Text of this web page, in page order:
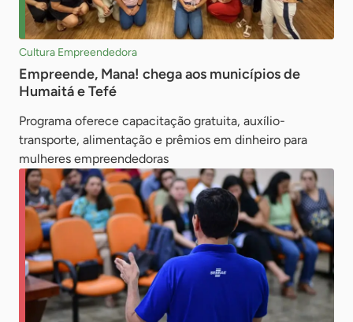
Cultura Empreendedora
Empreende, Mana! chega aos municípios de
Humaitá e Tefé
Programa oferece capacitação gratuita, auxílio-
transporte, alimentação e prêmios em dinheiro para
mulheres empreendedoras